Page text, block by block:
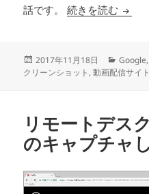
話です。続きを読む
投
稿
2017年11月18日
カ
テ
Google
クリーンショット ,動画配信サイト
リモートデス
のキャプチャ